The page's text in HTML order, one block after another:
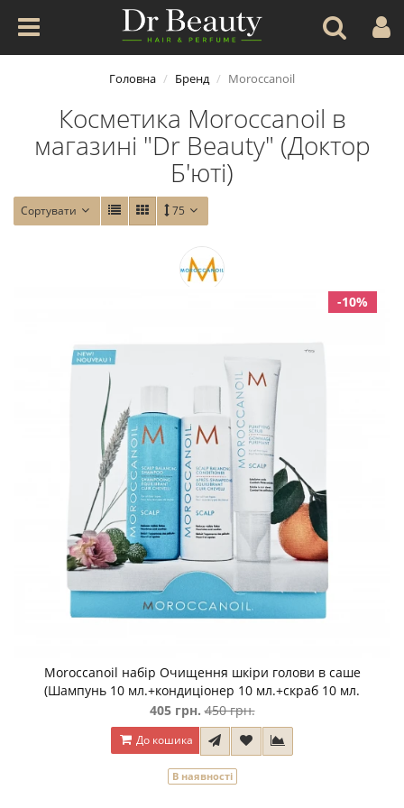
Головна Бренд Moroccanoil
Косметика Moroccanoil в
магазині "Dr Beauty" (Доктор
Б'юті)
Сортувати 75
-10%
Moroccanoil набір Очищення шкіри голови в саше
(Шампунь 10 мл.+кондиціонер 10 мл.+скраб 10 мл.
405 грн. 450 грн.
До кошика
В наявності